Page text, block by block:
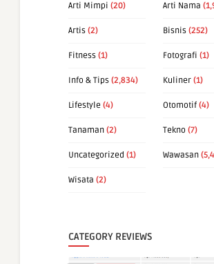
Arti Mimpi (20) Arti Nama
Artis (2) Bisnis (252)
Fitness (1) Fotografi (1)
Info & Tips (2,834) Kuliner (1)
Lifestyle (4) Otomotif (4)
Tanaman (2) Tekno (7)
Uncategorized (1) Wawasan
Wisata (2)
CATEGORY REVIEWS